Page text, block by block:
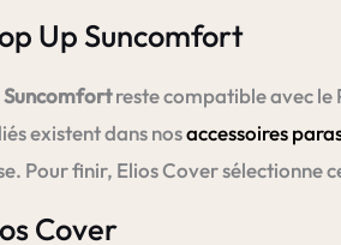
Up Suncomfort
Suncomfortreste compatible avec le
existent dans nosaccessoires
Pour finir, Elios Cover sélectionne
Cover